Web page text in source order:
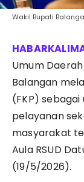
Wakil Bupati
Umum
Balangan
(FKP)
pelayanan
masyarakat
Aula RSUD
(19/5/2026).